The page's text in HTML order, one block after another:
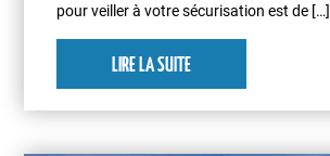
pour veiller à votre sécurisation est de […]
LIRE LA SUITE